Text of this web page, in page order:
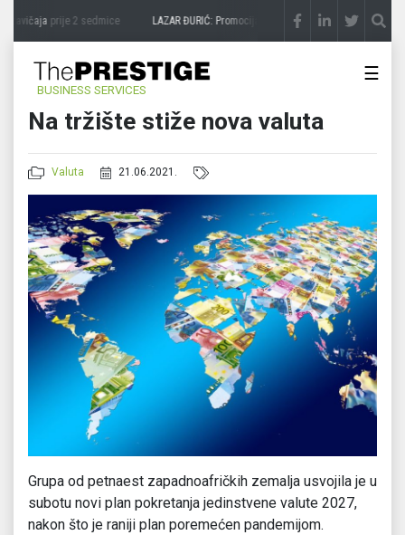
zavičajaprije 2 sedmice LAZAR ĐURIĆ: Promocija potencijal pretvara u destinaciju
BUSINESS SERVICES
☰
Na tržište stiže nova valuta
Valuta 21.06.2021.
Grupa od petnaest zapadnoafričkih zemalja usvojila je u
subotu novi plan pokretanja jedinstvene valute 2027,
nakon što je raniji plan poremećen pandemijom.